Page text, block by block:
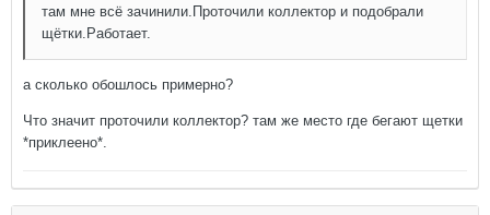
там мне всё зачинили.Проточили коллектор и подобрали
щётки.Работает.
а сколько обошлось примерно?
Что значит проточили коллектор? там же место где бегают щетки
*приклеено*.